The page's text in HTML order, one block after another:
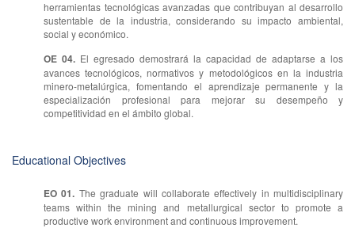
herramientas tecnológicas avanzadas que contribuyan al desarrollo
sustentable de la industria, considerando su impacto ambiental,
social y económico.
OE 04. El egresado demostrará la capacidad de adaptarse a los
avances tecnológicos, normativos y metodológicos en la industria
minero-metalúrgica, fomentando el aprendizaje permanente y la
especialización profesional para mejorar su desempeño y
competitividad en el ámbito global.
Educational Objectives
EO 01. The graduate will collaborate effectively in multidisciplinary
teams within the mining and metallurgical sector to promote a
productive work environment and continuous improvement.